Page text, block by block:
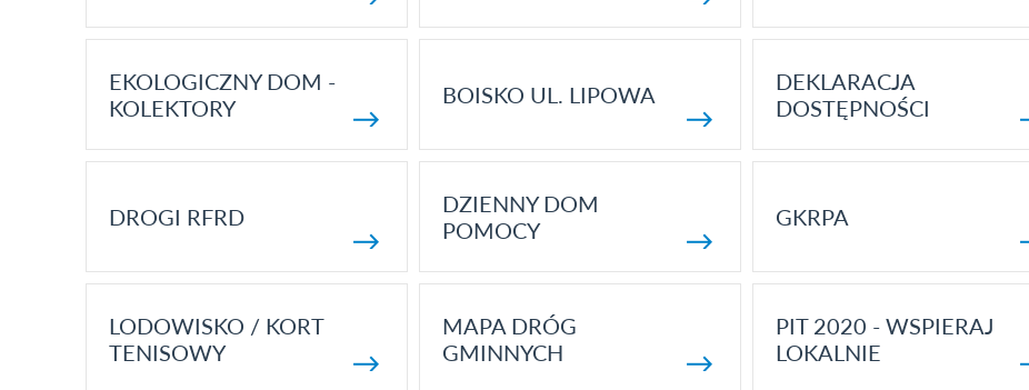
EKOLOGICZNY DOM -
KOLEKTORY
BOISKO UL. LIPOWA
DEKLARACJA
DOSTĘPNOŚCI
DROGI RFRD
DZIENNY DOM
POMOCY
GKRPA
LODOWISKO / KORT
TENISOWY
MAPA DRÓG
GMINNYCH
PIT 2020 - WSPIERAJ
LOKALNIE